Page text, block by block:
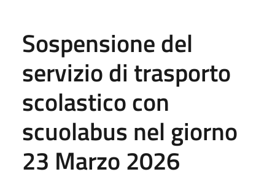
Sospensione del
servizio di trasporto
scolastico con
scuolabus nel giorno
23 Marzo 2026